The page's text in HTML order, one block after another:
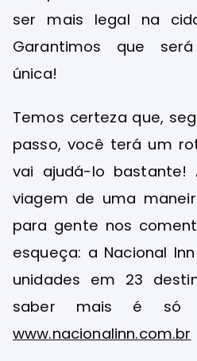
ser mais legal na
Garantimos que
única!
Temos certeza que,
passo, você terá um
vai ajudá-lo bastante!
viagem de uma
para gente nos
esqueça: a Nacional
unidades em 23
saber mais é só
www.nacionalinn.com.br